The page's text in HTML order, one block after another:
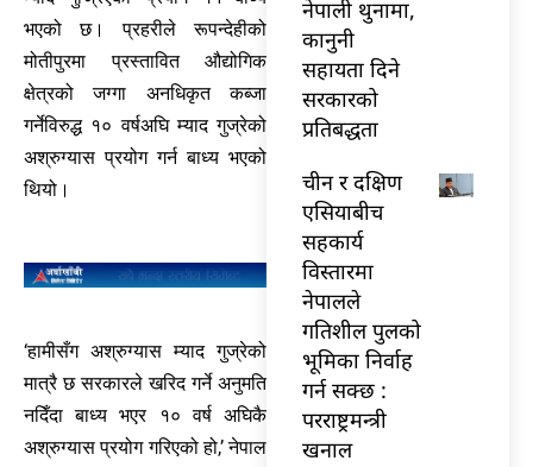
भएको छ। प्रहरीले रूपन्देहीको
मोतीपुरमा प्रस्तावित औद्योगिक
क्षेत्रको जग्गा अनधिकृत कब्जा
गर्नेविरुद्ध १० वर्षअघि म्याद गुज्रेको
अश्रुग्यास प्रयोग गर्न बाध्य भएको
थियो।
‘हामीसँग अश्रुग्यास म्याद गुज्रेको
मात्रै छ सरकारले खरिद गर्ने अनुमति
नदिँदा बाध्य भएर १० वर्ष अघिकै
अश्रुग्यास प्रयोग गरिएको हो,’ नेपाल
नेपाली थुनामा,
कानुनी
सहायता दिने
सरकारको
प्रतिबद्धता
चीन र दक्षिण
एसियाबीच
सहकार्य
विस्तारमा
नेपालले
गतिशील पुलको
भूमिका निर्वाह
गर्न सक्छ :
परराष्ट्रमन्त्री
खनाल